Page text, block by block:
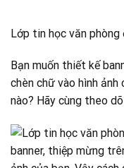
Lớp tin học văn phòng
Bạn muốn thiết kế
chèn chữ vào hình ảnh
nào? Hãy cùng theo